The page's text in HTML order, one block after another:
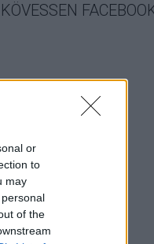
or
to
may
of the
KÖVESSEN